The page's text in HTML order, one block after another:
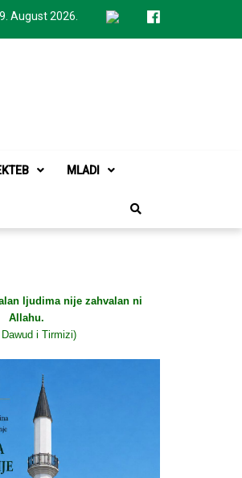
August 2026.
MLADI
ljudima nije zahvalan ni
Allahu.
i Tirmizi)